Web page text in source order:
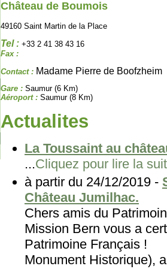
Château de Boumois
49160 Saint Martin de la Place
Tel : +33 2 41 38 43 16
Fax :
Contact : Madame Pierre de Boofzheim
Gare : Saumur (6 Km)
Aéroport : Saumur (8 Km)
Actualites
La Toussaint au
...Cliquez pour lire la
à partir du 24/12/2019 -
Château Jumilhac.
Chers amis du
Mission Bern vous a
Patrimoine
Monument Historique),